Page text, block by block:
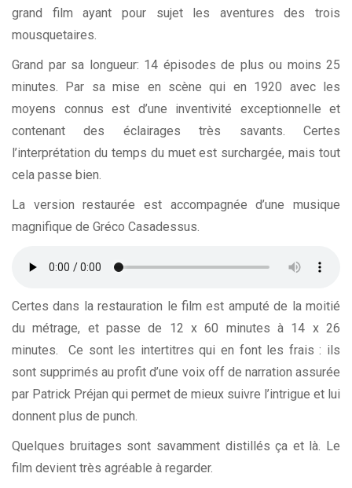
grand film ayant pour sujet les aventures des trois
mousquetaires.
Grand par sa longueur: 14 épisodes de plus ou moins 25
minutes. Par sa mise en scène qui en 1920 avec les
moyens connus est d’une inventivité exceptionnelle et
contenant des éclairages très savants. Certes
l’interprétation du temps du muet est surchargée, mais tout
cela passe bien.
La version restaurée est accompagnée d’une musique
magnifique de Gréco Casadessus.
Certes dans la restauration le film est amputé de la moitié
du métrage, et passe de 12 x 60 minutes à 14 x 26
minutes. Ce sont les intertitres qui en font les frais : ils
sont supprimés au profit d’une voix off de narration assurée
par Patrick Préjan qui permet de mieux suivre l’intrigue et lui
donnent plus de punch.
Quelques bruitages sont savamment distillés ça et là. Le
film devient très agréable à regarder.